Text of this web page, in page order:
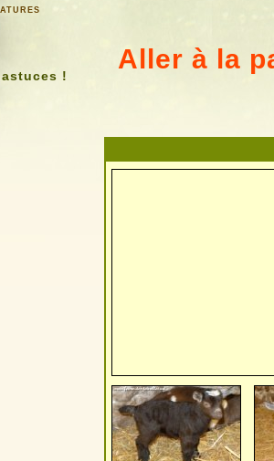
!
Aller à la